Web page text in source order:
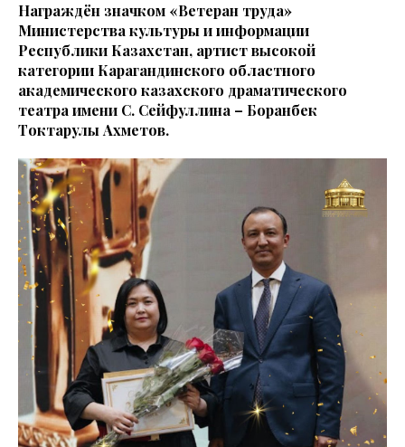
Награждён значком «Ветеран труда»
Министерства культуры и информации
Республики Казахстан, артист высокой
категории Карагандинского областного
академического казахского драматического
театра имени С. Сейфуллина – Боранбек
Токтарулы Ахметов.